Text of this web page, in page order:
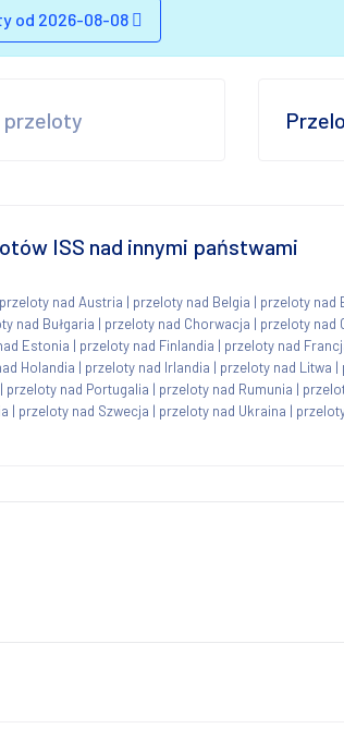
od 2026-08-08
przeloty
ISS nad innymi państwami
przeloty nad Austria | przeloty nad Belgia | przeloty nad
nad Bułgaria | przeloty nad Chorwacja | przeloty nad
Estonia | przeloty nad Finlandia | przeloty nad
Holandia | przeloty nad Irlandia | przeloty nad Litwa |
| przeloty nad Portugalia | przeloty nad Rumunia |
| przeloty nad Szwecja | przeloty nad Ukraina |